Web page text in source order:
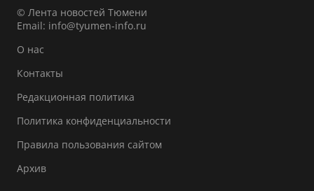
© Лента новостей Тюмени
Email: info@tyumen-info.ru
О нас
Контакты
Редакционная политика
Политика конфиденциальности
Правила пользования сайтом
Архив